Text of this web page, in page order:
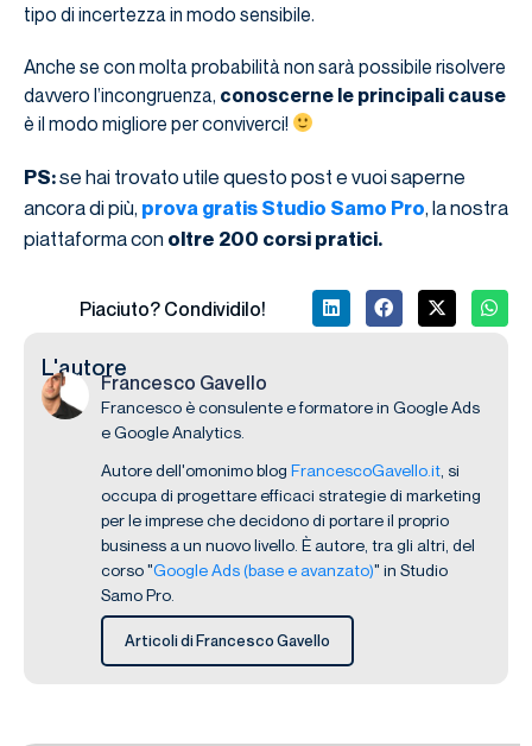
tipo di incertezza in modo sensibile.
Anche se con molta probabilità non sarà possibile risolvere
davvero l’incongruenza, conoscerne le principali cause
è il modo migliore per conviverci!
PS:se hai trovato utile questo post e vuoi saperne
ancora di più, prova gratis Studio Samo Pro, la nostra
piattaforma con oltre 200 corsi pratici.
Piaciuto? Condividilo!
L'autore
Francesco Gavello
Francesco è consulente e formatore in Google Ads
e Google Analytics.
Autore dell'omonimo blog FrancescoGavello.it , si
occupa di progettare efficaci strategie di marketing
per le imprese che decidono di portare il proprio
business a un nuovo livello. È autore, tra gli altri, del
corso "Google Ads (base e avanzato)" in Studio
Samo Pro.
Articoli di Francesco Gavello